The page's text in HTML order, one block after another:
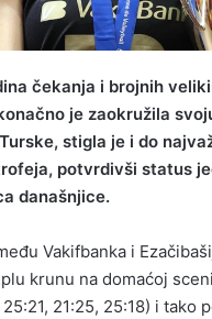
čekanja i brojnih
je zaokružila
stigla je i do
potvrdivši status
današnjice.
Vakifbanka i
krunu na domaćoj
21:25, 25:18) i tako